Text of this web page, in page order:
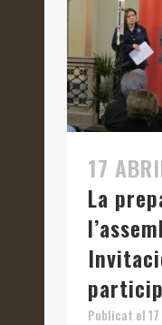
17
La
Publicat el